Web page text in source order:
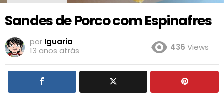
Sandes de Porco com Espinafres
por Iguaria
13 anos atrás
436 Views